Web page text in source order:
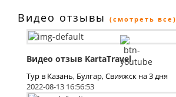
Видео отзывы (смотреть все)
Видео отзыв KartaTravel
Тур в Казань, Булгар, Свияжск на 3 дня
2022-08-13 16:56:53